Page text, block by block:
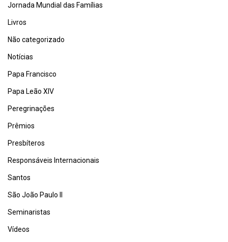
Jornada Mundial das Famílias
Livros
Não categorizado
Notícias
Papa Francisco
Papa Leão XIV
Peregrinações
Prêmios
Presbíteros
Responsáveis Internacionais
Santos
São João Paulo II
Seminaristas
Vídeos